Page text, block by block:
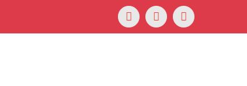
FacebookYouTubeInstagram